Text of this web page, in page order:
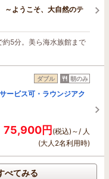
ようこそ、大自然のテ
5分。美ら海水族館まで
ダブル 朝のみ
ービス可・ラウンジアク
75,900円(税込)～/ 人
(大人2名利用時)
べてみる